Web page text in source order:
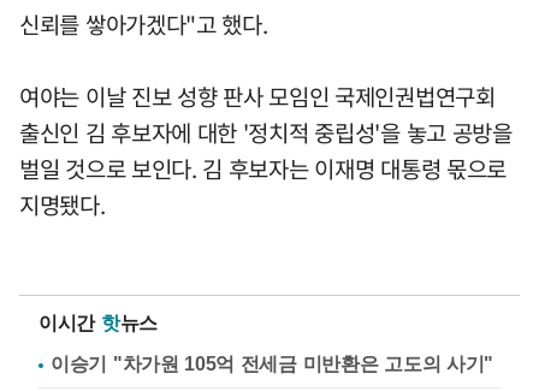
신뢰를 쌓아가겠다"고 했다.
여야는 이날 진보 성향 판사 모임인 국제인권법연구회
출신인 김 후보자에 대한 '정치적 중립성'을 놓고 공방을
벌일 것으로 보인다. 김 후보자는 이재명 대통령 몫으로
지명됐다.
이시간 핫뉴스
이승기 "차가원 105억 전세금 미반환은 고도의 사기"